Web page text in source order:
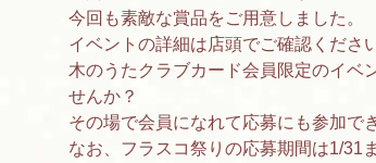
今回も素敵な賞品をご用意しました。
イベントの詳細は店頭でご確認くださ
木のうたクラブカード会員限定のイベ
せんか？
その場で会員になれて応募にも参加で
なお、フラスコ祭りの応募期間は1/31